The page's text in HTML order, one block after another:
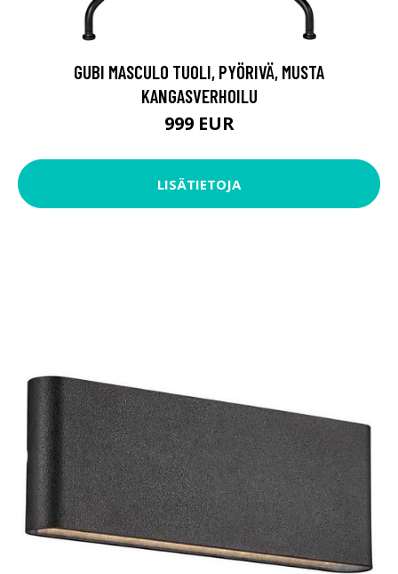
GUBI MASCULO TUOLI, PYÖRIVÄ, MUSTA
KANGASVERHOILU
999 EUR
LISÄTIETOJA